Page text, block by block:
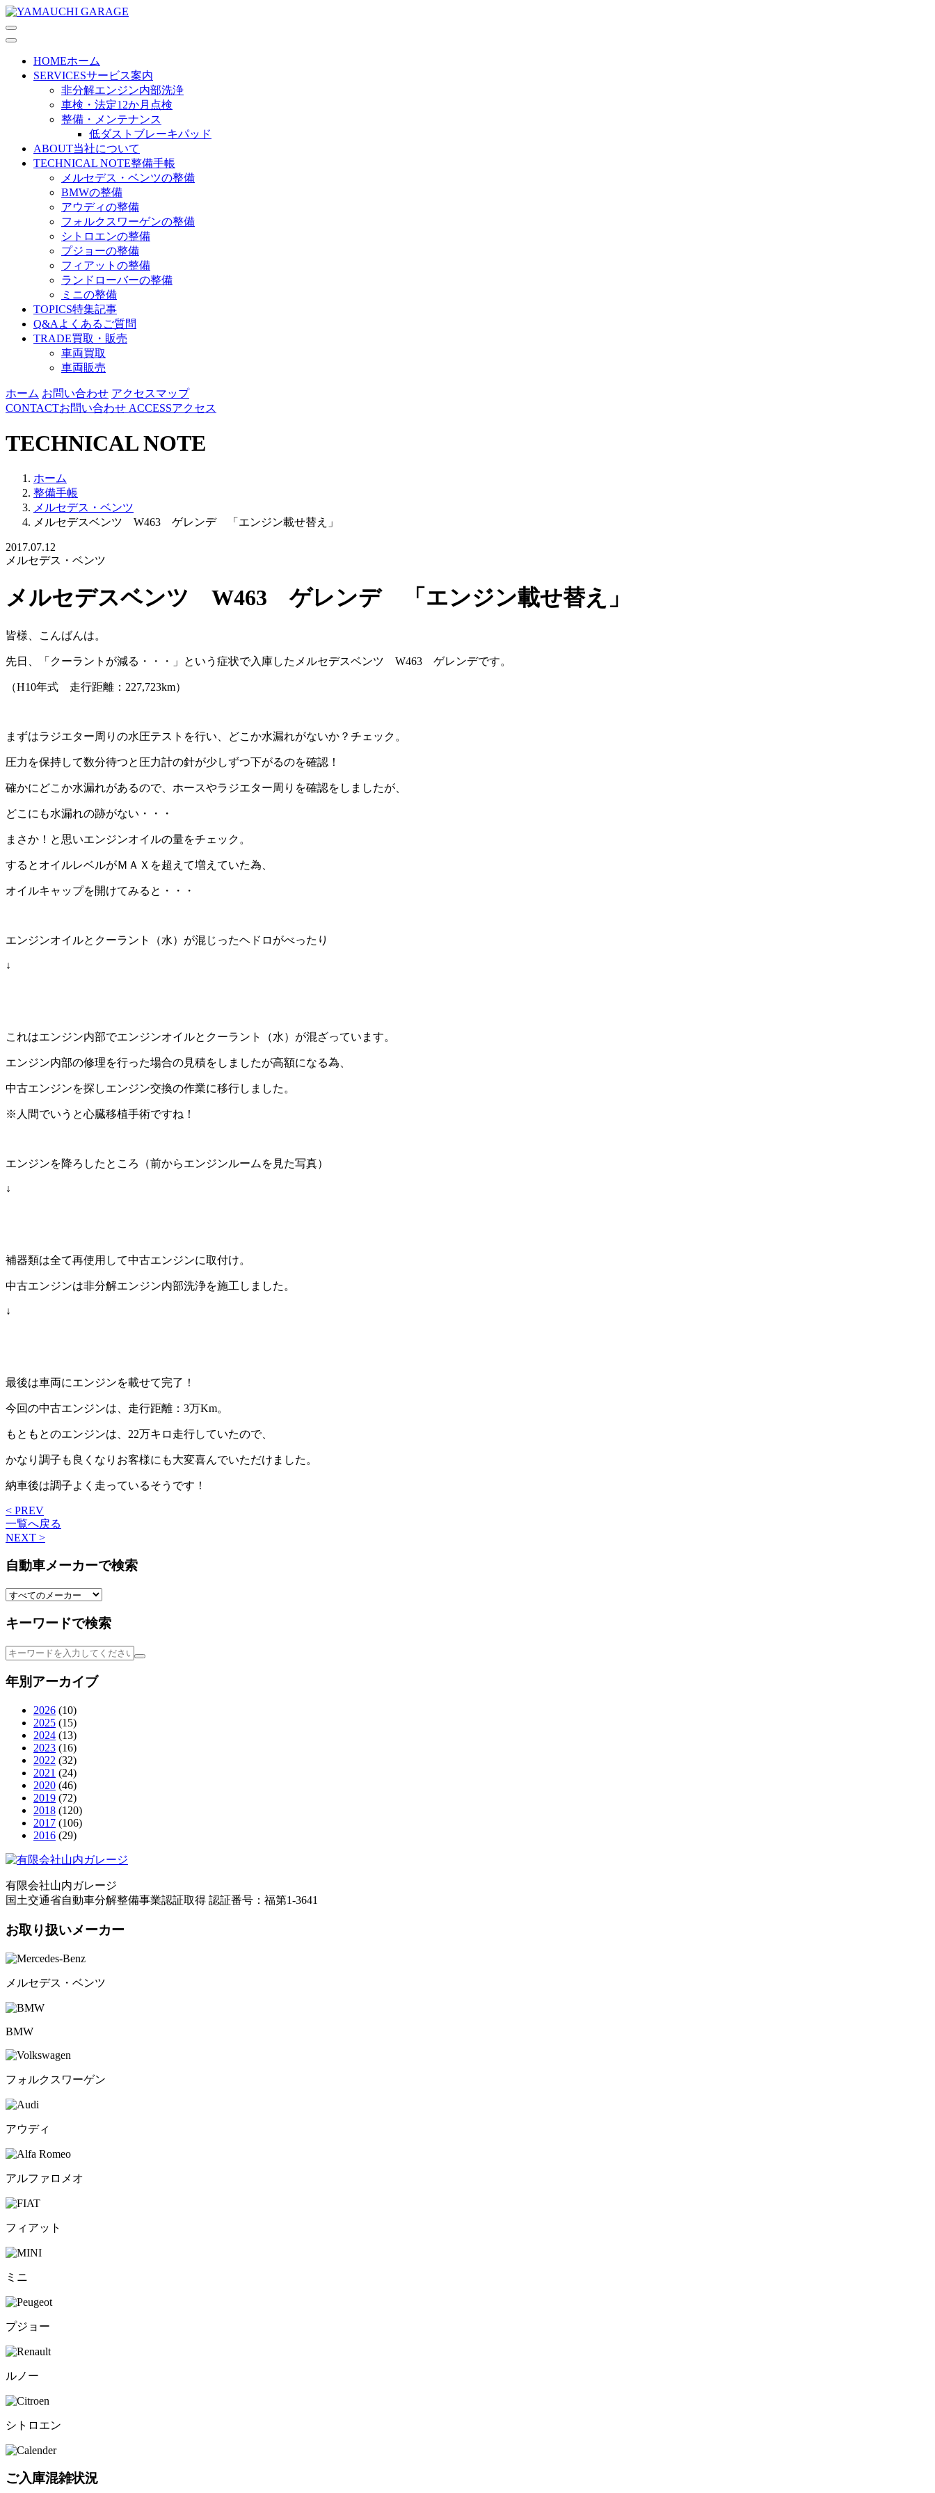
HOMEホーム
SERVICESサービス案内
非分解エンジン内部洗浄
車検・法定12か月点検
整備・メンテナンス
低ダストブレーキパッド
ABOUT当社について
TECHNICAL NOTE整備手帳
メルセデス・ベンツの整備
BMWの整備
アウディの整備
フォルクスワーゲンの整備
シトロエンの整備
プジョーの整備
フィアットの整備
ランドローバーの整備
ミニの整備
TOPICS特集記事
Q&A よくあるご質問
TRADE買取・販売
車両買取
車両販売
ホーム お問い合わせ アクセスマップ
CONTACTお問い合わせ ACCESSアクセス
TECHNICAL NOTE
ホーム
整備手帳
メルセデス・ベンツ
メルセデスベンツ W463 ゲレンデ 「エンジン載せ替え」
2017.07.12
メルセデス・ベンツ
メルセデスベンツ W463 ゲレンデ 「エンジン載せ替え」
皆様、こんばんは。
先日、「クーラントが減る・・・」という症状で入庫したメルセデスベンツ W463 ゲレンデです。
（H10年式 走行距離：227,723km）
まずはラジエター周りの水圧テストを行い、どこか水漏れがないか？チェック。
圧力を保持して数分待つと圧力計の針が少しずつ下がるのを確認！
確かにどこか水漏れがあるので、ホースやラジエター周りを確認をしましたが、
どこにも水漏れの跡がない・・・
まさか！と思いエンジンオイルの量をチェック。
するとオイルレベルがＭＡＸを超えて増えていた為、
オイルキャップを開けてみると・・・
エンジンオイルとクーラント（水）が混じったヘドロがべったり
↓
これはエンジン内部でエンジンオイルとクーラント（水）が混ざっています。
エンジン内部の修理を行った場合の見積をしましたが高額になる為、
中古エンジンを探しエンジン交換の作業に移行しました。
※人間でいうと心臓移植手術ですね！
エンジンを降ろしたところ（前からエンジンルームを見た写真）
↓
補器類は全て再使用して中古エンジンに取付け。
中古エンジンは非分解エンジン内部洗浄を施工しました。
↓
最後は車両にエンジンを載せて完了！
今回の中古エンジンは、走行距離：3万Km。
もともとのエンジンは、22万キロ走行していたので、
かなり調子も良くなりお客様にも大変喜んでいただけました。
納車後は調子よく走っているそうです！
< PREV
一覧へ戻る
NEXT >
自動車メーカーで検索
キーワードで検索
年別アーカイブ
2026 (10)
2025 (15)
2024 (13)
2023 (16)
2022 (32)
2021 (24)
2020 (46)
2019 (72)
2018 (120)
2017 (106)
2016 (29)
有限会社山内ガレージ
国土交通省自動車分解整備事業認証取得 認証番号：福第1-3641
お取り扱いメーカー
メルセデス・ベンツ
BMW
フォルクスワーゲン
アウディ
アルファロメオ
フィアット
ミニ
プジョー
ルノー
シトロエン
ご入庫混雑状況